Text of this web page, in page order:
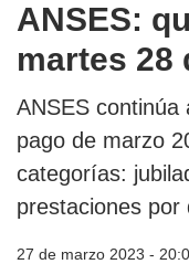
ANSES:
martes 28
ANSES continúa
pago de marzo
categorías:
prestaciones por
27 de marzo 2023 -